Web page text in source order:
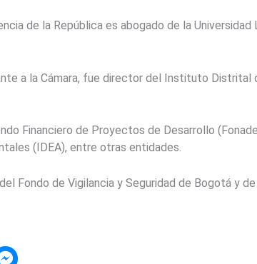
de la República es abogado de la
a la Cámara, fue director del Instituto
Financiero de Proyectos de Desarrollo
(IDEA), entre otras entidades.
Fondo de Vigilancia y Seguridad de Bogotá y